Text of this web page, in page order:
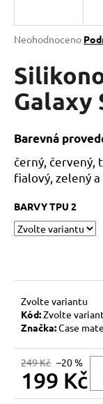
Průměrné
produktu
je
0,0
z
hvězdiček.
Neohodnoceno
Galaxy
Barevná
černý, červený,
fialový, zelený a
BARVY TPU 2
Zvolte variantu
Kód:Zvolte
Značka:Case
249 Kč –20 %
199 Kč
Měrná
j
t
?
D
o
r
u
u
j
e
m